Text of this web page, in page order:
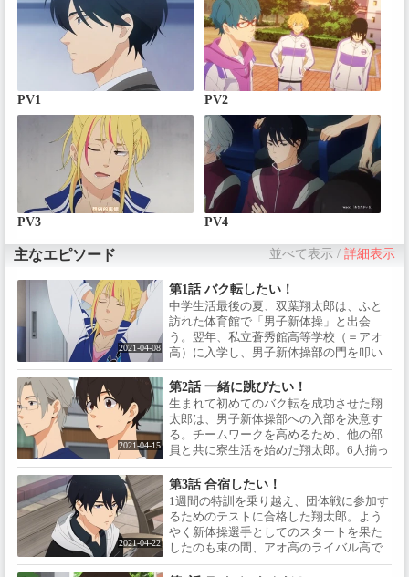
PV1 PV2
PV3 PV4
主なエピソード 並べて表示 /詳細表示
2021-04-08
第1話 バク転したい！
中学生活最後の夏、双葉翔太郎は、ふと
訪れた体育館で「男子新体操」と出会
う。翌年、私立蒼秀館高等学校（＝アオ
高）に入学し、男子新体操部の門を叩い
た翔太郎を迎えたのは、個性的な先輩た
ちと、同じ1年であり中学男子新体操のス
ターだった美里良夜。先輩たちと美里に
見守られ、さっそく「バク転」に挑戦す
る翔太郎だったが……。
2021-04-15
第2話 一緒に跳びたい！
生まれて初めてのバク転を成功させた翔
太郎は、男子新体操部への入部を決意す
る。チームワークを高めるため、他の部
員と共に寮生活を始めた翔太郎。6人揃っ
ての団体戦に参加するためのテストに向
けて、経験者である美里から指導を受け
ることに。テストまで1週間という限られ
た時間の中で、翔太郎の特訓が始まっ
た。
2021-04-22
第3話 合宿したい！
1週間の特訓を乗り越え、団体戦に参加す
るためのテストに合格した翔太郎。よう
やく新体操選手としてのスタートを果た
したのも束の間、アオ高のライバル高で
ある、私立白鳴大学附属高等学校（＝シ